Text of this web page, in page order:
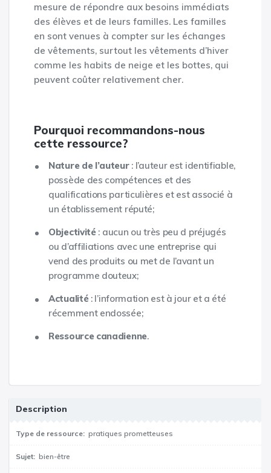
mesure de répondre aux besoins immédiats
des élèves et de leurs familles. Les familles
en sont venues à compter sur les échanges
de vêtements, surtout les vêtements d’hiver
comme les habits de neige et les bottes, qui
peuvent coûter relativement cher.
Pourquoi recommandons-nous
cette ressource?
Nature de l’auteur: l’auteur est identifiable,
possède des compétences et des
qualifications particulières et est associé à
un établissement réputé;
Objectivité: aucun ou très peu d préjugés
ou d’affiliations avec une entreprise qui
vend des produits ou met de l’avant un
programme douteux;
Actualité: l’information est à jour et a été
récemment endossée;
Ressource canadienne.
Description
Type de ressource pratiques prometteuses
Sujet bien-être